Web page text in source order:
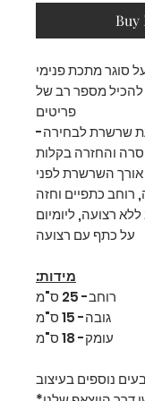
Buy
סוגר מתכת פנימי
להכיל מספר רב של
פריטים
שרשרת לבחירה-
והחזרה בקלות
השרשרת לפני
רוחב כתפיים וחזה
רצועה, ליומיום
על כתף עם רצועה
מידות:
רוחב- 25 ס"מ
גובה- 15 ס"מ
עומק- 18 ס"מ
נוספים בעיצוב